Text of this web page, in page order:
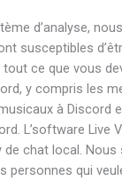
d’analyse,
susceptibles
ce que vous
y compris les
à Discord
L’software Live
de chat local.
personnes qui